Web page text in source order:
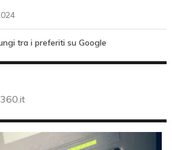
tra i preferiti su Google